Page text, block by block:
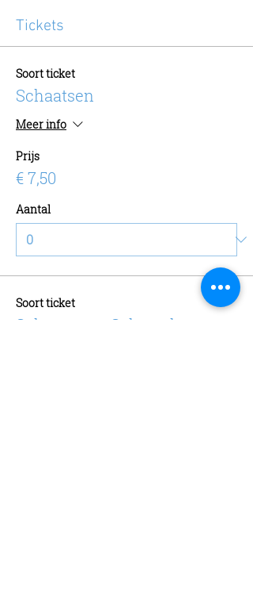
Tickets
Soort ticket
Schaatsen
Meer info
Prijs
€ 7,50
Aantal
Soort ticket
Schaatsen + Schaatshuur